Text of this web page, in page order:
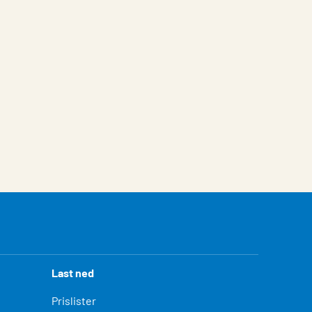
Last ned
Prislister